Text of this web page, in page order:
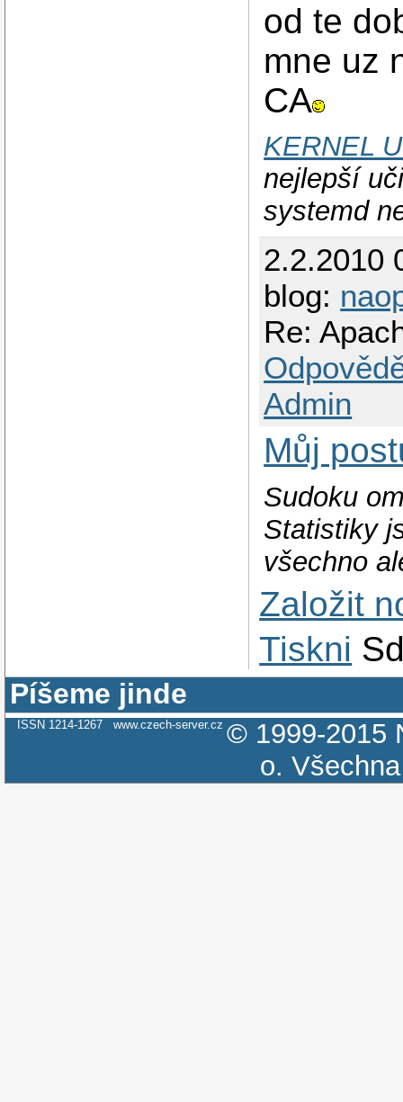
od te
mne uz
CA
KERNEL
nejlepší
systemd
2.2.2010
blog:
Re:
Admin
Můj
Sudoku
Statistiky
všechno
Založit
Tiskni
Píšeme jinde
ISSN 1214-1267 www.czech-server.cz © 1999-2015
o.